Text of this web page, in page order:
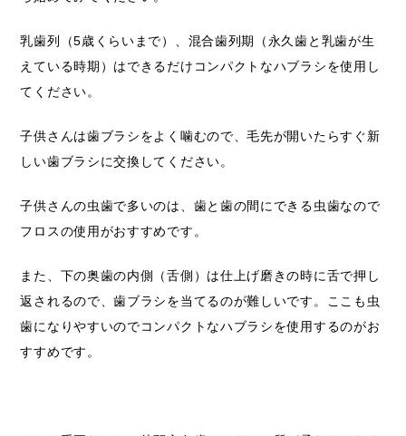
乳歯列（5歳くらいまで）、混合歯列期（永久歯と乳歯が生
えている時期）はできるだけコンパクトなハブラシを使用し
てください。
子供さんは歯ブラシをよく噛むので、毛先が開いたらすぐ新
しい歯ブラシに交換してください。
子供さんの虫歯で多いのは、歯と歯の間にできる虫歯なので
フロスの使用がおすすめです。
また、下の奥歯の内側（舌側）は仕上げ磨きの時に舌で押し
返されるので、歯ブラシを当てるのが難しいです。ここも虫
歯になりやすいのでコンパクトなハブラシを使用するのがお
すすめです。